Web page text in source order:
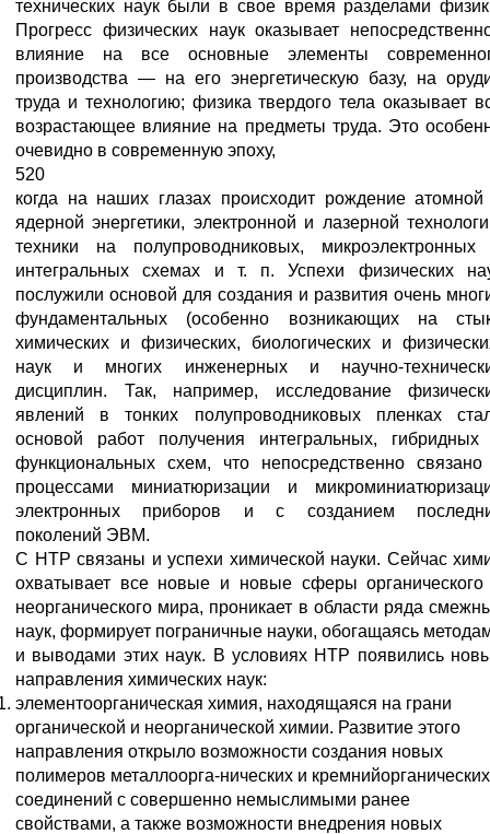
технических наук были в свое время разделами
Прогресс физических наук оказывает
влияние на все основные элементы
производства — на его энергетическую базу, на
труда и технологию; физика твердого тела оказывает
возрастающее влияние на предметы труда. Это
очевидно в современную эпоху,
520
когда на наших глазах происходит рождение
ядерной энергетики, электронной и лазерной
техники на полупроводниковых,
интегральных схемах и т. п. Успехи физических
послужили основой для создания и развития очень
фундаментальных (особенно возникающих на
химических и физических, биологических и
наук и многих инженерных и научно-
дисциплин. Так, например, исследование
явлений в тонких полупроводниковых пленках
основой работ получения интегральных,
функциональных схем, что непосредственно
процессами миниатюризации и
электронных приборов и с созданием
поколений ЭВМ.
С НТР связаны и успехи химической науки. Сейчас
охватывает все новые и новые сферы
неорганического мира, проникает в области ряда
наук, формирует пограничные науки, обогащаясь
и выводами этих наук. В условиях НТР появились
направления химических наук:
элементоорганическая химия, находящаяся на грани
органической и неорганической химии. Развитие этого
направления открыло возможности создания новых
полимеров металлоорга-нических и кремнийорганических
соединений с совершенно немыслимыми ранее
свойствами, а также возможности внедрения новых